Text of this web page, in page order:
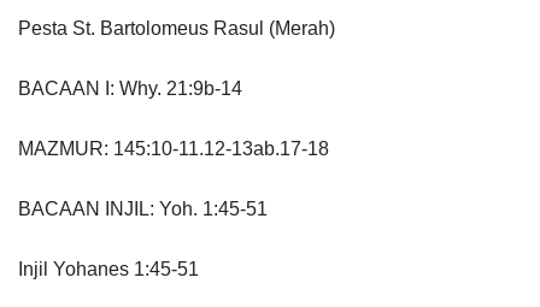
Pesta St. Bartolomeus Rasul (Merah)
BACAAN I: Why. 21:9b-14
MAZMUR: 145:10-11.12-13ab.17-18
BACAAN INJIL: Yoh. 1:45-51
Injil Yohanes 1:45-51